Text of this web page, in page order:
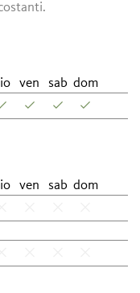
ven sab dom
ven sab dom